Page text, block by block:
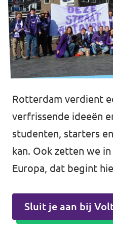
Communities
Delft
Den Haag
Gouda
Leiden
Leidschendam-
Rotterdam
Lansingerland
Agenda
Rotterdam verdient
verfrissende ideeën
studenten, starters
kan. Ook zetten we
Europa, dat begint
Sluit je aan bij